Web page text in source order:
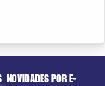
NOVIDADES POR E-